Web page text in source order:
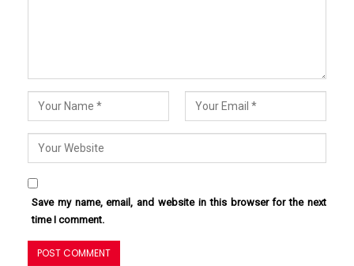
Save my name, email, and website in this browser for the next
time I comment.